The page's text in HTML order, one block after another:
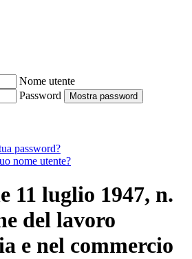
Nome utente
Password
Mostra password
password?
nome utente?
11 luglio 1947, n.
del lavoro
e nel commercio